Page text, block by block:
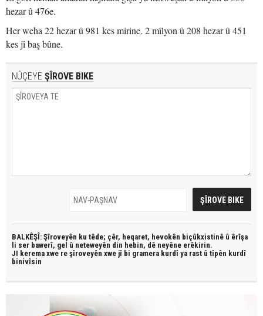
hezar û 476e.
Her weha 22 hezar û 981 kes mirine. 2 mîlyon û 208 hezar û 451
kes jî baş bûne.
NÛÇEYE ŞÎROVE BIKE
BALKÊŞÎ: Şîroveyên ku têde; çêr, heqaret, hevokên biçûkxistinê û êrîşa
li ser bawerî, gel û neteweyên din hebin, dê neyêne erêkirin.
JI kerema xwe re şîroveyên xwe jî bi gramera kurdî ya rast û tîpên kurdî
binivîsin